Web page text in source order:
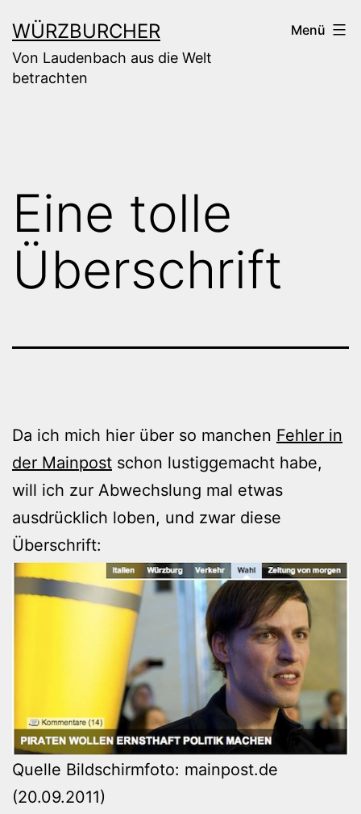
Inhalt
springen
WÜRZBURCHER
Von Laudenbach aus die Welt
betrachten
Menü
Eine tolle
Überschrift
Da ich mich hier über so manchen Fehler in
der Mainpost schon lustiggemacht habe,
will ich zur Abwechslung mal etwas
ausdrücklich loben, und zwar diese
Überschrift:
Quelle Bildschirmfoto: mainpost.de
(20.09.2011)